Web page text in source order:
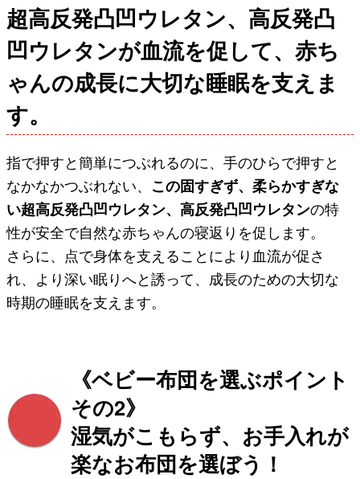
超高反発凸凹ウレタン、高反発凸
凹ウレタンが血流を促して、赤ち
ゃんの成長に大切な睡眠を支えま
す。
指で押すと簡単につぶれるのに、手のひらで押すと
なかなかつぶれない、 この固すぎず、柔らかすぎな
い超高反発凸凹ウレタン、高反発凸凹ウレタンの特
性が安全で自然な赤ちゃんの寝返りを促します。
さらに、点で身体を支えることにより血流が促さ
れ、より深い眠りへと誘って、成長のための大切な
時期の睡眠を支えます。
《ベビー布団を選ぶポイント
その2》
湿気がこもらず、お手入れが
楽なお布団を選ぼう！